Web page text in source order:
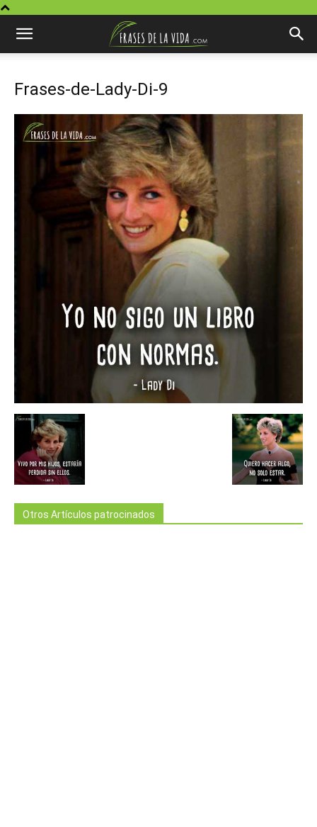
Frases-de-Lady-Di-9
Otros Artículos patrocinados